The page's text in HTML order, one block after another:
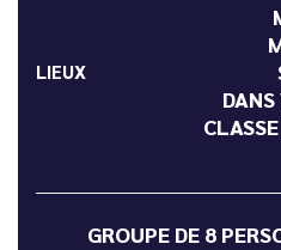
LIEUX
GROUPE DE 8